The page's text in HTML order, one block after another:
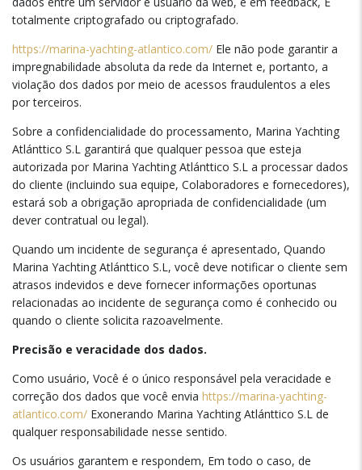
totalmente criptografado ou criptografado.
https://marina-yachting-atlantico.com/ Ele não pode garantir a
impregnabilidade absoluta da rede da Internet e, portanto, a
violação dos dados por meio de acessos fraudulentos a eles
por terceiros.
Sobre a confidencialidade do processamento, Marina Yachting
Atlánttico S.L garantirá que qualquer pessoa que esteja
autorizada por Marina Yachting Atlánttico S.L a processar dados
do cliente (incluindo sua equipe, Colaboradores e fornecedores),
estará sob a obrigação apropriada de confidencialidade (um
dever contratual ou legal).
Quando um incidente de segurança é apresentado, Quando
Marina Yachting Atlánttico S.L, você deve notificar o cliente sem
atrasos indevidos e deve fornecer informações oportunas
relacionadas ao incidente de segurança como é conhecido ou
quando o cliente solicita razoavelmente.
Precisão e veracidade dos dados.
Como usuário, Você é o único responsável pela veracidade e
correção dos dados que você envia https://marina-yachting-
atlantico.com/ Exonerando Marina Yachting Atlánttico S.L de
qualquer responsabilidade nesse sentido.
Os usuários garantem e respondem, Em todo o caso, de